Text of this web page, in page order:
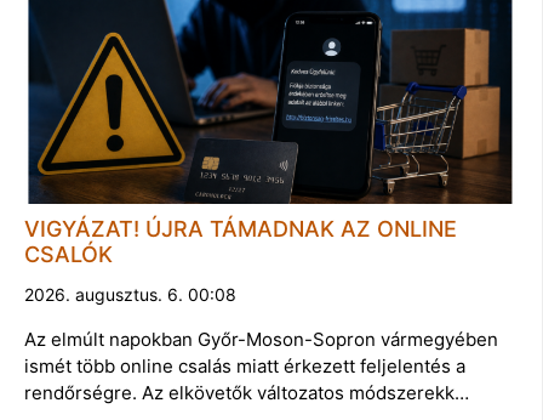
VIGYÁZAT! ÚJRA TÁMADNAK AZ ONLINE
CSALÓK
2026. augusztus. 6. 00:08
Az elmúlt napokban Győr-Moson-Sopron vármegyében
ismét több online csalás miatt érkezett feljelentés a
rendőrségre. Az elkövetők változatos módszerekk…